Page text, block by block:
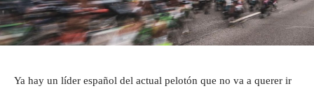
Ya hay un líder español del actual pelotón que no va a querer ir